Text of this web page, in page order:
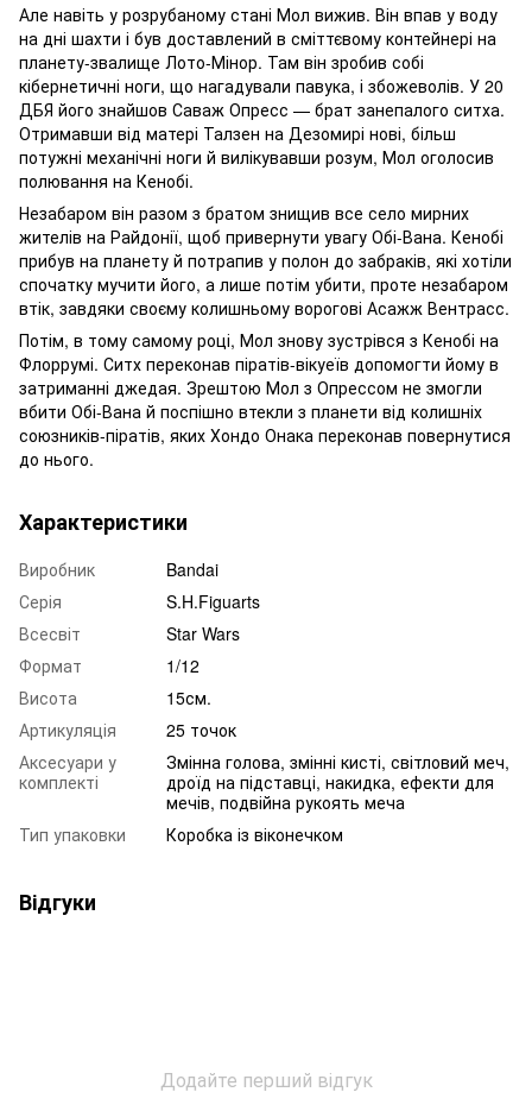
Але навіть у розрубаному стані Мол вижив. Він впав у воду
на дні шахти і був доставлений в сміттєвому контейнері на
планету-звалище Лото-Мінор. Там він зробив собі
кібернетичні ноги, що нагадували павука, і збожеволів. У 20
ДБЯ його знайшов Саваж Опресс — брат занепалого ситха.
Отримавши від матері Талзен на Дезомирі нові, більш
потужні механічні ноги й вилікувавши розум, Мол оголосив
полювання на Кенобі.
Незабаром він разом з братом знищив все село мирних
жителів на Райдонії, щоб привернути увагу Обі-Вана. Кенобі
прибув на планету й потрапив у полон до забраків, які хотіли
спочатку мучити його, а лише потім убити, проте незабаром
втік, завдяки своєму колишньому ворогові Асажж Вентрасс.
Потім, в тому самому році, Мол знову зустрівся з Кенобі на
Флоррумі. Ситх переконав піратів-вікуеїв допомогти йому в
затриманні джедая. Зрештою Мол з Опрессом не змогли
вбити Обі-Вана й поспішно втекли з планети від колишніх
союзників-піратів, яких Хондо Онака переконав повернутися
до нього.
Характеристики
Виробник
Bandai
Серія
S.H.Figuarts
Всесвіт
Star Wars
Формат
1/12
Висота
15см.
Артикуляція
25 точок
Аксесуари у
комплекті
Змінна голова, змінні кисті, світловий меч,
дроїд на підставці, накидка, ефекти для
мечів, подвійна рукоять меча
Тип упаковки
Коробка із віконечком
Відгуки
Додайте перший відгук